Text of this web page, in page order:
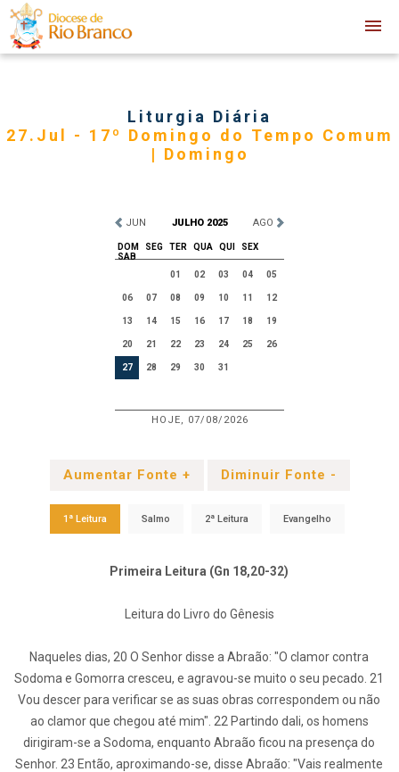
Liturgia Diária
27.Jul - 17º Domingo do Tempo Comum
| Domingo
JUN JULHO 2025 AGO
DOM SEG TER QUA QUI
SEX
SAB
01
02 03 04 05
06 07 08 09 10 11 12
13 14 15 16 17 18 19
20 21 22 23 24 25 26
27 28 29 30 31
HOJE, 07/08/2026
Aumentar Fonte + Diminuir Fonte -
1ª Leitura Salmo 2ª Leitura Evangelho
Primeira Leitura (Gn 18,20-32)
Leitura do Livro do Gênesis
Naqueles dias, 20 O Senhor disse a Abraão: "O clamor contra
Sodoma e Gomorra cresceu, e agravou-se muito o seu pecado. 21
Vou descer para verificar se as suas obras correspondem ou não
ao clamor que chegou até mim". 22 Partindo dali, os homens
dirigiram-se a Sodoma, enquanto Abraão ficou na presença do
Senhor. 23 Então, aproximando-se, disse Abraão: "Vais realmente